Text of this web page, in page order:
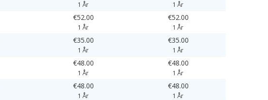
1 År 1 År
€52.00
1 År
€52.00
1 År
€35.00
1 År
€35.00
1 År
€48.00
1 År
€48.00
1 År
€48.00
1 År
€48.00
1 År